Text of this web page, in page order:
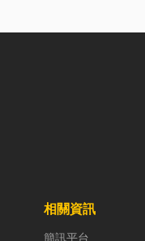
的工件。然
這時，車床子
相關資訊
簡訊平台